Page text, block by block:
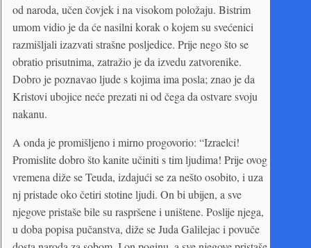
od naroda, učen čovjek i na visokom položaju. Bistrim
umom vidio je da će nasilni korak o kojem su svećenici
razmišljali izazvati strašne posljedice. Prije nego što se
obratio prisutnima, zatražio je da izvedu zatvorenike.
Dobro je poznavao ljude s kojima ima posla; znao je da
Kristovi ubojice neće prezati ni od čega da ostvare svoju
nakanu.
A onda je promišljeno i mirno progovorio: “Izraelci!
Promislite dobro što kanite učiniti s tim ljudima! Prije ovog
vremena diže se Teuda, izdajući se za nešto osobito, i uza
nj pristade oko četiri stotine ljudi. On bi ubijen, a sve
njegove pristaše bile su raspršene i uništene. Poslije njega,
u doba popisa pučanstva, diže se Juda Galilejac i povuče